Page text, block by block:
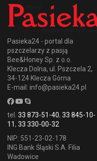
Pasieka24 - portal dla
pszczelarzy z pasją
Bee&Honey Sp. z o.o.
Klecza Dolna, ul. Pszczela 2,
34-124 Klecza Górna
E-mail: info@pasieka24.pl
tel. 33 873-51-40, 33 845-10-
11, 33 330-00-32
NIP: 551-23-02-178
ING Bank Śląski S.A. Filia
Wadowice